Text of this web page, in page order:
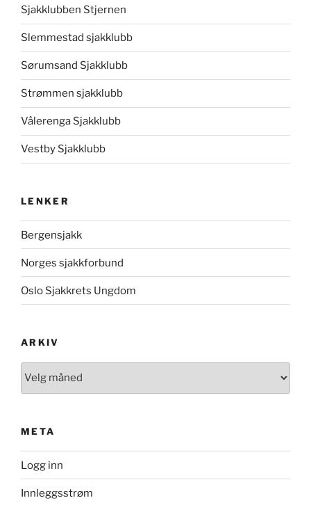
Sjakklubben Stjernen
Slemmestad sjakklubb
Sørumsand Sjakklubb
Strømmen sjakklubb
Vålerenga Sjakklubb
Vestby Sjakklubb
LENKER
Bergensjakk
Norges sjakkforbund
Oslo Sjakkrets Ungdom
ARKIV
META
Logg inn
Innleggsstrøm